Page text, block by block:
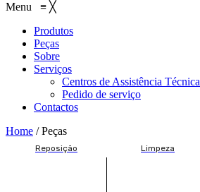
Menu ≡ ╳
Produtos
Peças
Sobre
Serviços
Centros de Assistência Técnica
Pedido de serviço
Contactos
Home /Peças
Reposição Limpeza